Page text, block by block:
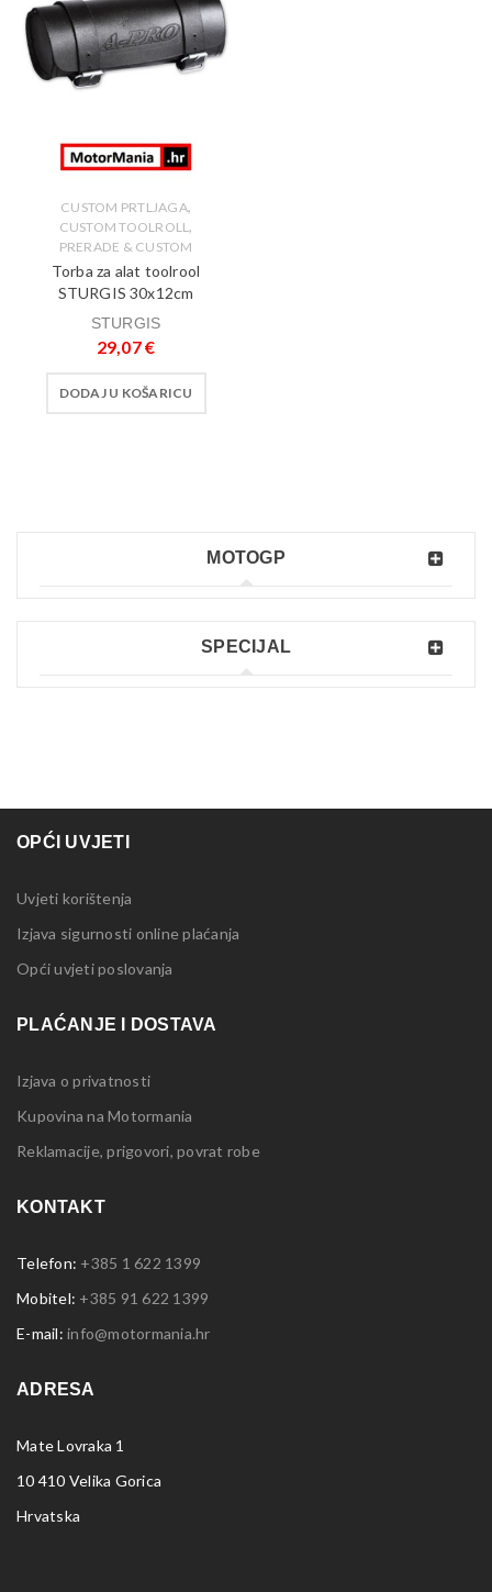
MOTOGP
SPECIJAL
CUSTOM PRTLJAGA,
CUSTOM TOOLROLL,
PRERADE & CUSTOM
Torba za alat toolrool
STURGIS 30x12cm
STURGIS
29,07€
DODAJ U KOŠARICU
OPĆI UVJETI
Uvjeti korištenja
Izjava sigurnosti online plaćanja
Opći uvjeti poslovanja
PLAĆANJE I DOSTAVA
Izjava o privatnosti
Kupovina na Motormania
Reklamacije, prigovori, povrat robe
KONTAKT
Telefon: +385 1 622 1399
Mobitel: +385 91 622 1399
E-mail: info@motormania.hr
ADRESA
Mate Lovraka 1
10 410 Velika Gorica
Hrvatska